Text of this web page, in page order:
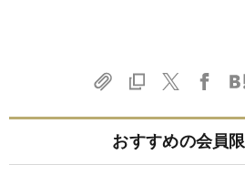
おすすめの会員